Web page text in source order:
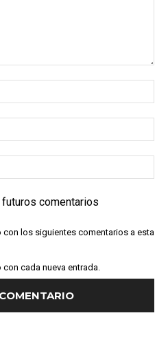
comentarios
con los siguientes comentarios a esta
cada nueva entrada.